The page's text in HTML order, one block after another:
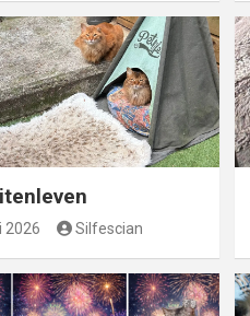
2026 Silfescian